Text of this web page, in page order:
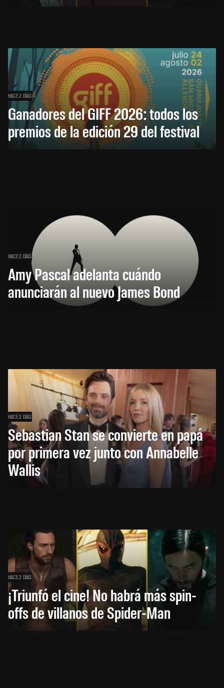
HACE 2 DÍAS
Ganadores del GIFF 2026: todos los
premios de la edición 29 del festival
HACE 2 DÍAS
Amy Pascal adelanta cuándo
anunciarán al nuevo James Bond
HACE 2 DÍAS
Sebastian Stan se convierte en papá
por primera vez junto con Annabelle
Wallis
HACE 2 DÍAS
¡Triunfó el cine! No habrá más spin-
offs de villanos de Spider-Man